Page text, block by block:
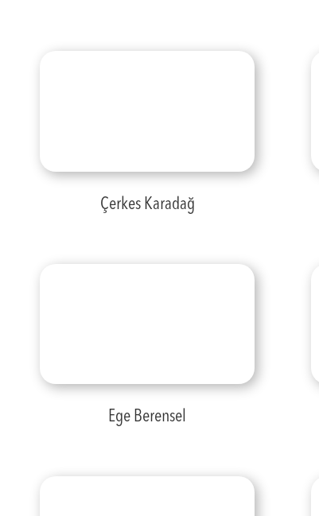
Çerkes Karadağ
Ege Berensel